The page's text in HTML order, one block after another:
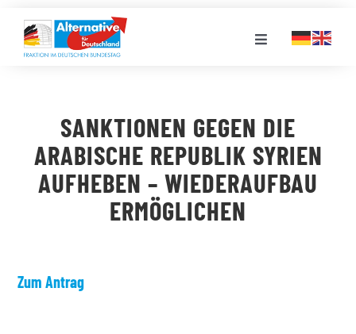
Inhalt
springen
Toggle
LANDESGRUPPEN
VERANSTALTUNGEN
SANKTIONEN GEGEN DIE
ARABISCHE REPUBLIK SYRIEN
AUFHEBEN – WIEDERAUFBAU
ERMÖGLICHEN
Zum Antrag